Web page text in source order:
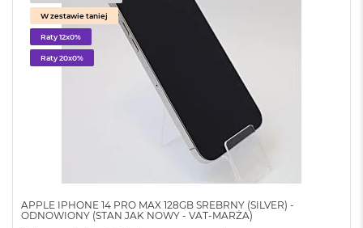
o
l
o
r
u
k
e
W zestawie taniej
Raty 12x0%
Raty 20x0%
APPLE IPHONE 14 PRO MAX 128GB SREBRNY (SILVER) -
ODNOWIONY (STAN JAK NOWY - VAT-MARŻA)